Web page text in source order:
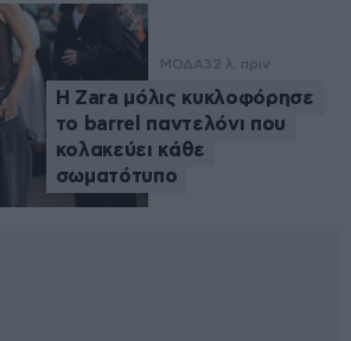
ΜΟΔΑ32 λ. πριν
Η Zara μόλις κυκλοφόρησε
το barrel παντελόνι που
κολακεύει κάθε
σωματότυπο